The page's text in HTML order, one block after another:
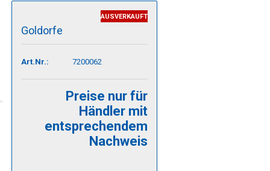
AUSVERKAUFT
Goldorfe
Art.Nr.: 7200062
Preise nur für
Händler mit
entsprechendem
Nachweis